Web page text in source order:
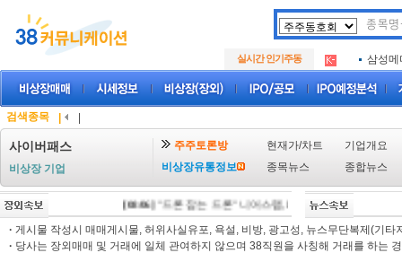
실시간 인기주동
.
아크로
삼성메
.
아크로
.
아하
검색종목
사이버패스
비상장 기업
주주토론방 현재가/차트
기업개요
비상장유통정보
종목뉴스 종합뉴스
[08/06]"드론 잡는 드론" 니어스랩, IPO 시동 "2029년 방공망
· 게시물 작성시 매매게시물, 허위사실유포, 욕설, 비방, 광고성, 뉴스무단복제(기타
· 당사는 장외매매 및 거래에 일체 관여하지 않으며 38직원을 사칭해 거래를 하는